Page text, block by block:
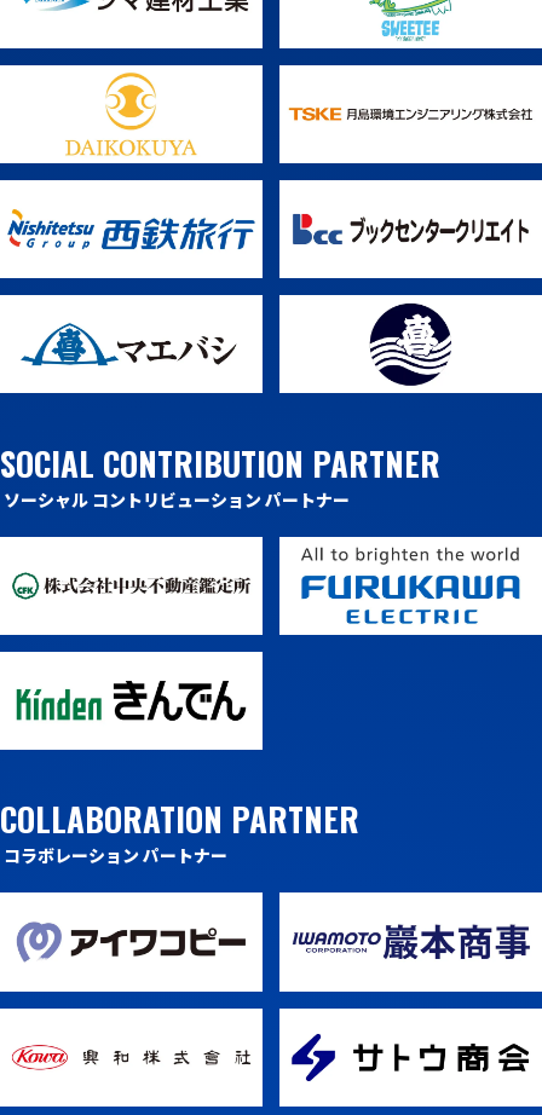
SOCIAL CONTRIBUTION PARTNER
ソーシャル コントリビューション パートナー
COLLABORATION PARTNER
コラボレーション パートナー